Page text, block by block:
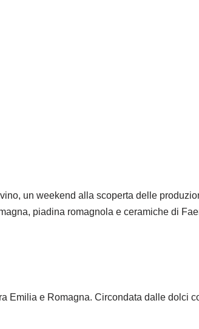
un weekend alla scoperta delle
piadina romagnola e ceramiche di
Emilia e Romagna. Circondata dalle dolci